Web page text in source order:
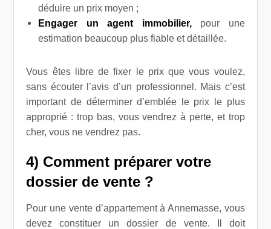
déduire un prix moyen ;
Engager un agent immobilier,pour une
estimation beaucoup plus fiable et détaillée.
Vous êtes libre de fixer le prix que vous voulez,
sans écouter l’avis d’un professionnel. Mais c’est
important de déterminer d’emblée le prix le plus
approprié : trop bas, vous vendrez à perte, et trop
cher, vous ne vendrez pas.
4) Comment préparer votre
dossier de vente ?
Pour une vente d’appartement à Annemasse, vous
devez constituer un dossier de vente. Il doit